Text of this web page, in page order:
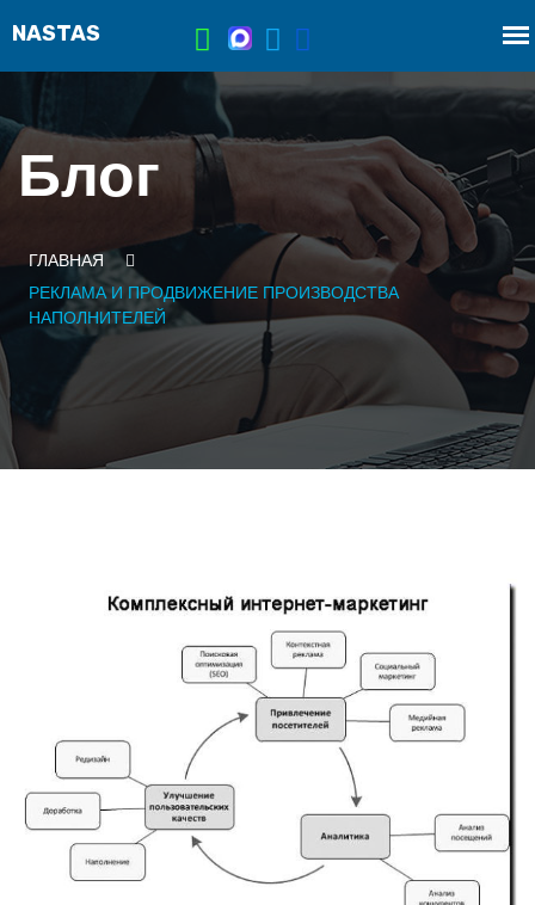
Блог
ГЛАВНАЯ
РЕКЛАМА И ПРОДВИЖЕНИЕ ПРОИЗВОДСТВА
НАПОЛНИТЕЛЕЙ